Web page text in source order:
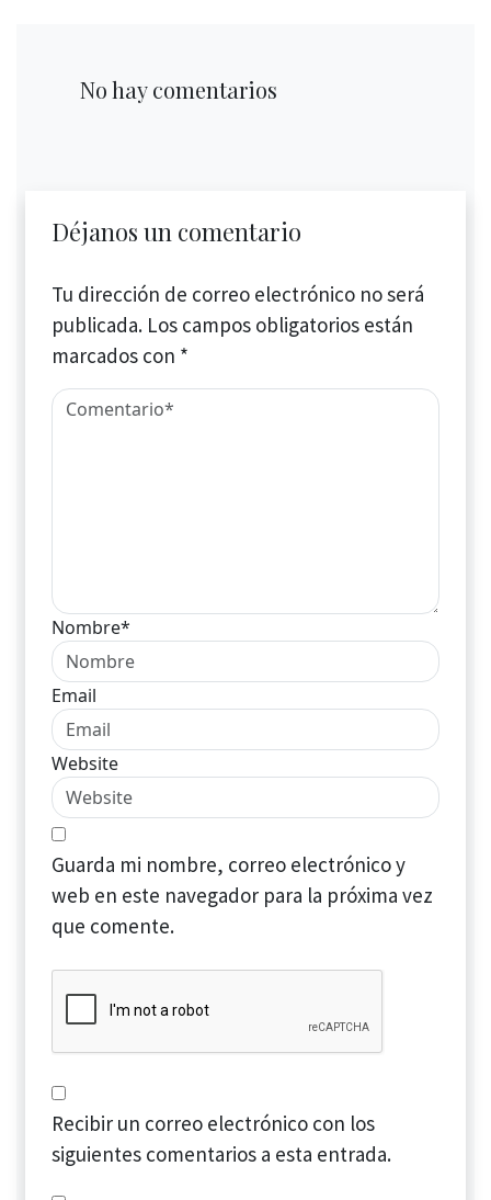
No hay comentarios
Déjanos un comentario
Tu dirección de correo electrónico no será
publicada. Los campos obligatorios están
marcados con *
Nombre*
Email
Website
Guarda mi nombre, correo electrónico y
web en este navegador para la próxima vez
que comente.
Recibir un correo electrónico con los
siguientes comentarios a esta entrada.